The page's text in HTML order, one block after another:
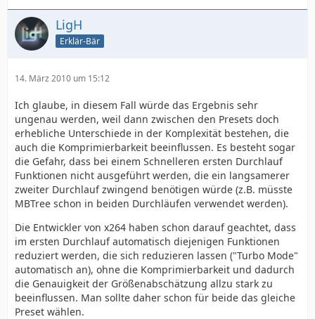
LigH
Erklär-Bär
14. März 2010 um 15:12
Ich glaube, in diesem Fall würde das Ergebnis sehr
ungenau werden, weil dann zwischen den Presets doch
erhebliche Unterschiede in der Komplexität bestehen, die
auch die Komprimierbarkeit beeinflussen. Es besteht sogar
die Gefahr, dass bei einem Schnelleren ersten Durchlauf
Funktionen nicht ausgeführt werden, die ein langsamerer
zweiter Durchlauf zwingend benötigen würde (z.B. müsste
MBTree schon in beiden Durchläufen verwendet werden).
Die Entwickler von x264 haben schon darauf geachtet, dass
im ersten Durchlauf automatisch diejenigen Funktionen
reduziert werden, die sich reduzieren lassen ("Turbo Mode"
automatisch an), ohne die Komprimierbarkeit und dadurch
die Genauigkeit der Größenabschätzung allzu stark zu
beeinflussen. Man sollte daher schon für beide das gleiche
Preset wählen.